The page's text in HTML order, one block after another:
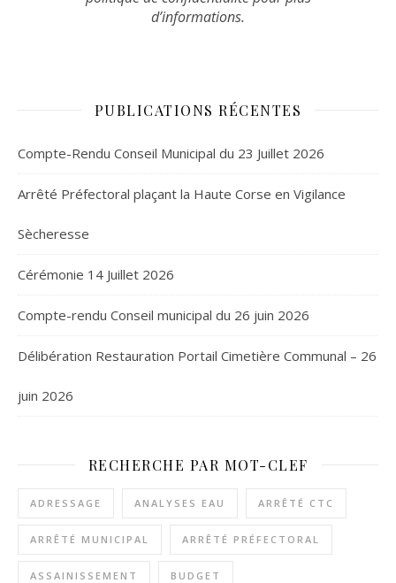
d’informations.
PUBLICATIONS RÉCENTES
Compte-Rendu Conseil Municipal du 23 Juillet 2026
Arrêté Préfectoral plaçant la Haute Corse en Vigilance
Sècheresse
Cérémonie 14 Juillet 2026
Compte-rendu Conseil municipal du 26 juin 2026
Délibération Restauration Portail Cimetière Communal – 26
juin 2026
RECHERCHE PAR MOT-CLEF
ADRESSAGE ANALYSES EAU ARRÊTÉ CTC
ARRÊTÉ MUNICIPAL ARRÊTÉ PRÉFECTORAL
ASSAINISSEMENT BUDGET